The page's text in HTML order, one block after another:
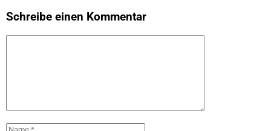
Schreibe einen Kommentar
Name